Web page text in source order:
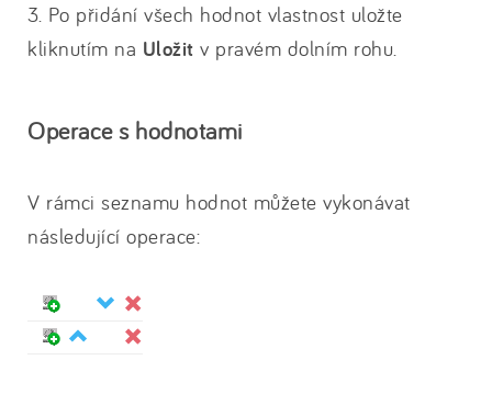
3. Po přidání všech hodnot vlastnost uložte
kliknutím na Uložit v pravém dolním rohu.
Operace s hodnotami
V rámci seznamu hodnot můžete vykonávat
následující operace: